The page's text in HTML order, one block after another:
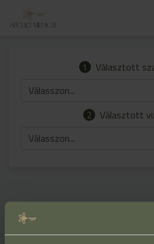
1
Választott
Válasszon...
2 Választott
Válasszon...